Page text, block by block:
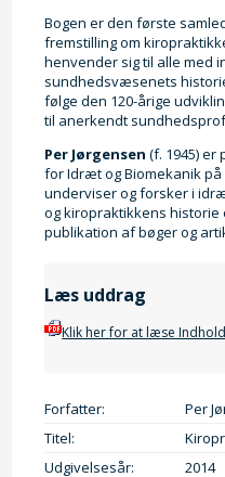
Bogen er den første
fremstilling om
henvender sig til alle med
sundhedsvæsenets
følge den 120-årige
til anerkendt
Per Jørgensen (f. 1945) er
for Idræt og Biomekanik
underviser og forsker i
og kiropraktikkens historie
publikation af bøger og
Læs uddrag
Klik her for at læse
Forfatter:
Per
Titel:
Udgivelsesår:
2014